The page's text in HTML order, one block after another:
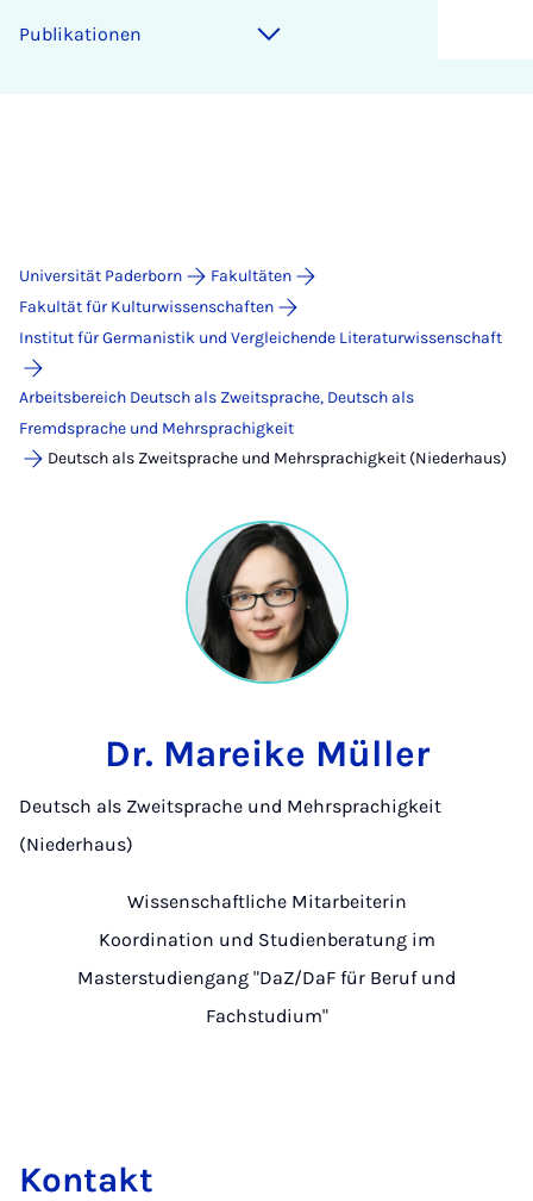
Publikationen
Universität Paderborn
Fakultäten
Fakultät für Kulturwissenschaften
Institut für Germanistik und Vergleichende Literaturwissenschaft
Arbeitsbereich Deutsch als Zweitsprache, Deutsch als
Fremdsprache und Mehrsprachigkeit
Deutsch als Zweitsprache und Mehrsprachigkeit (Niederhaus)
Dr. Mareike Müller
Deutsch als Zweitsprache und Mehrsprachigkeit
(Niederhaus)
Wissenschaftliche Mitarbeiterin
Koordination und Studienberatung im
Masterstudiengang "DaZ/DaF für Beruf und
Fachstudium"
Kontakt